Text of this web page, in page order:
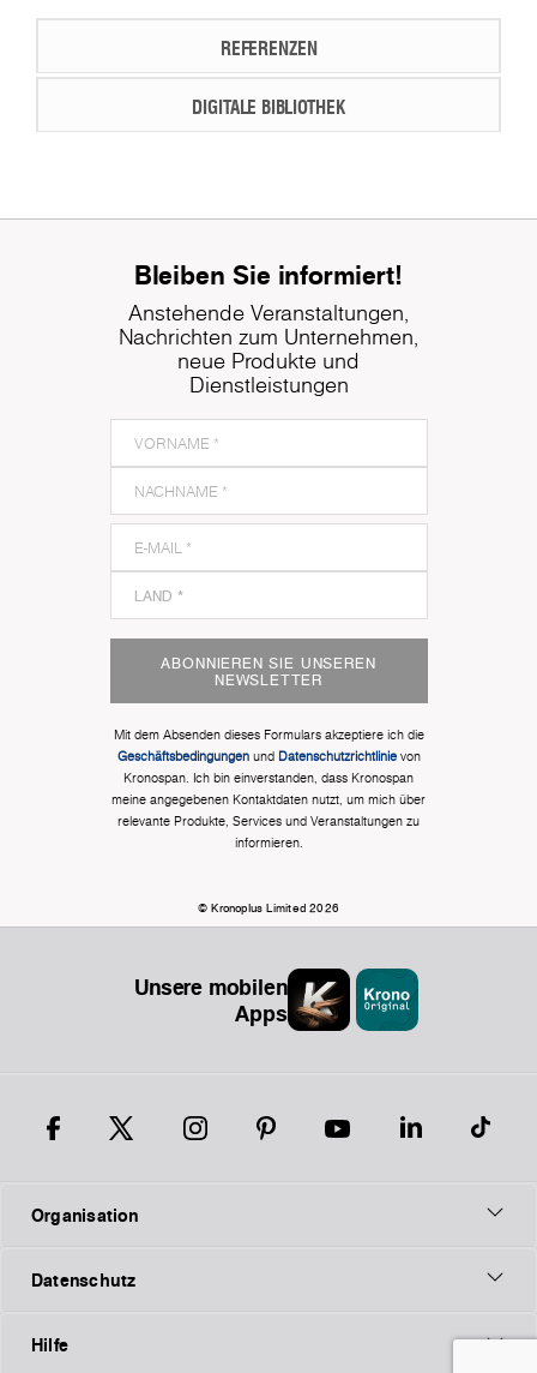
REFERENZEN
DIGITALE BIBLIOTHEK
Bleiben Sie informiert!
Anstehende Veranstaltungen,
Nachrichten zum Unternehmen,
neue Produkte und
Dienstleistungen
ABONNIEREN SIE UNSEREN
NEWSLETTER
Mit dem Absenden dieses Formulars akzeptiere ich die
Geschäftsbedingungenund Datenschutzrichtlinievon
Kronospan. Ich bin einverstanden, dass Kronospan
meine angegebenen Kontaktdaten nutzt, um mich über
relevante Produkte, Services und Veranstaltungen zu
informieren.
© Kronoplus Limited 2026
Unsere mobilen
Apps
Organisation
Datenschutz
Hilfe